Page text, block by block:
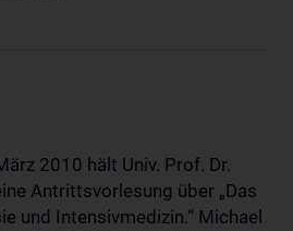
2010 hält Univ. Prof. Dr.
Antrittsvorlesung über „Das
und Intensivmedizin.“ Michael